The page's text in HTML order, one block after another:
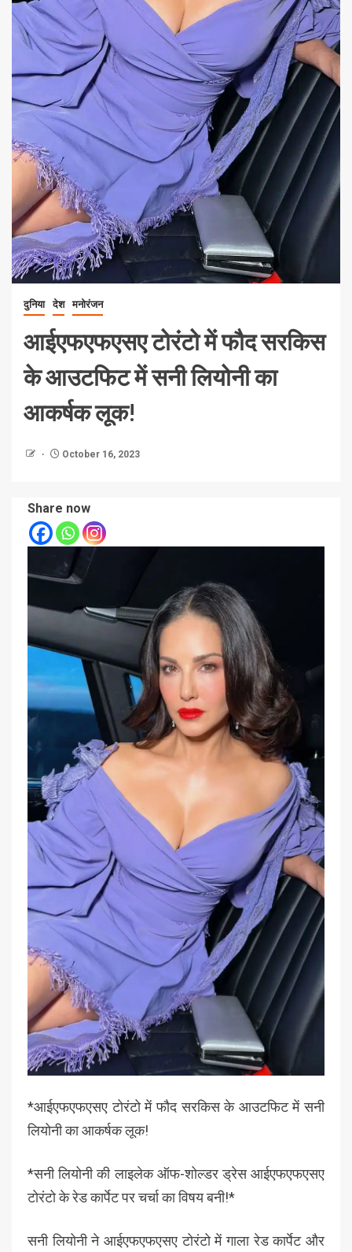
दुनिया देश मनोरंजन
आईएफएफएसए टोरंटो में फौद सरकिस
के आउटफिट में सनी लियोनी का
आकर्षक लूक!
October 16, 2023
Share now
*आईएफएफएसए टोरंटो में फौद सरकिस के आउटफिट में सनी
लियोनी का आकर्षक लूक!
*सनी लियोनी की लाइलेक ऑफ-शोल्डर ड्रेस आईएफएफएसए
टोरंटो के रेड कार्पेट पर चर्चा का विषय बनी!*
सनी लियोनी ने आईएफएफएसए टोरंटो में गाला रेड कार्पेट और